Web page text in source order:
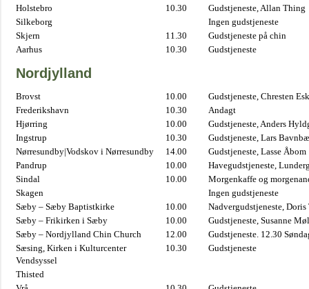
Holstebro
10.30
Gudstjeneste, Allan Thing
Silkeborg
Ingen gudstjeneste
Skjern
11.30
Gudstjeneste på chin
Aarhus
10.30 Gudstjeneste
Nordjylland
Brovst 10.00
Gudstjeneste, Chresten
Frederikshavn
10.30
Andagt
Hjørring
10.00
Gudstjeneste, Anders
Ingstrup
10.30
Gudstjeneste, Lars
Nørresundby|Vodskov i Nørresundby
14.00
Gudstjeneste, Lasse Åbom
Pandrup
10.00
Havegudstjeneste,
Sindal
10.00
Morgenkaffe og
Skagen
Ingen gudstjeneste
Sæby – Sæby Baptistkirke
10.00
Nadvergudstjeneste,
Sæby – Frikirken i Sæby
10.00
Gudstjeneste, Susanne
Sæby – Nordjylland Chin Church
12.00
Gudstjeneste. 12.30
Sæsing, Kirken i Kulturcenter
Vendsyssel
10.30 Gudstjeneste
Thisted